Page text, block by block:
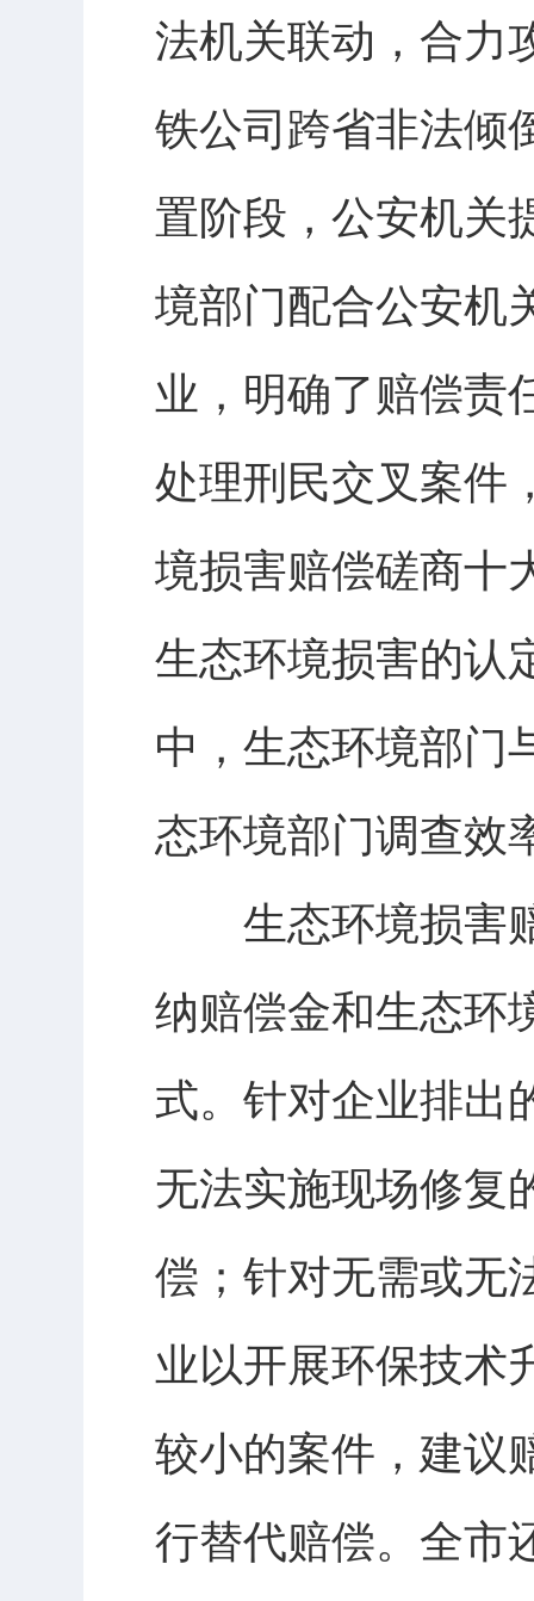
法机关联动，合力
铁公司跨省非法倾
置阶段，公安机关
境部门配合公安机
业，明确了赔偿责
处理刑民交叉案件
境损害赔偿磋商十
生态环境损害的认
中，生态环境部门
态环境部门调查效
生态环境损害赔
纳赔偿金和生态环
式。针对企业排出
无法实施现场修复
偿；针对无需或无
业以开展环保技术
较小的案件，建议
行替代赔偿。全市